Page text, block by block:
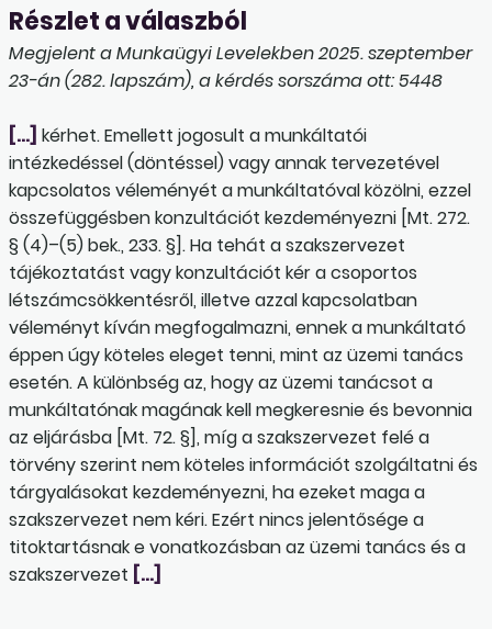
Részlet a válaszból
Megjelent a Munkaügyi Levelekben 2025. szeptember
23-án (282. lapszám), a kérdés sorszáma ott: 5448
[…] kérhet. Emellett jogosult a munkáltatói
intézkedéssel (döntéssel) vagy annak tervezetével
kapcsolatos véleményét a munkáltatóval közölni, ezzel
összefüggésben konzultációt kezdeményezni [Mt. 272.
§ (4)–(5) bek., 233. §]. Ha tehát a szakszervezet
tájékoztatást vagy konzultációt kér a csoportos
létszámcsökkentésről, illetve azzal kapcsolatban
véleményt kíván megfogalmazni, ennek a munkáltató
éppen úgy köteles eleget tenni, mint az üzemi tanács
esetén. A különbség az, hogy az üzemi tanácsot a
munkáltatónak magának kell megkeresnie és bevonnia
az eljárásba [Mt. 72. §], míg a szakszervezet felé a
törvény szerint nem köteles információt szolgáltatni és
tárgyalásokat kezdeményezni, ha ezeket maga a
szakszervezet nem kéri. Ezért nincs jelentősége a
titoktartásnak e vonatkozásban az üzemi tanács és a
szakszervezet […]